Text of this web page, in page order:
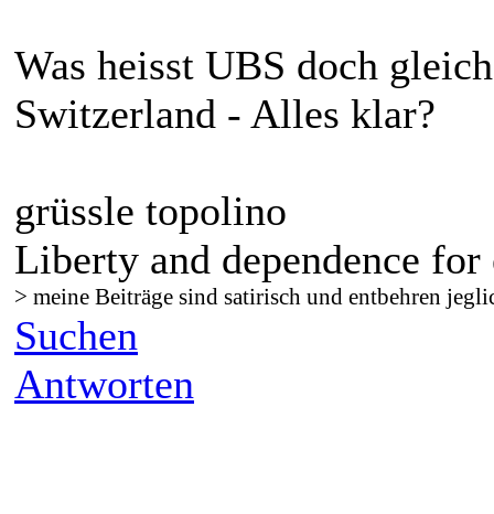
Was heisst UBS doch
Switzerland - Alles klar?
grüssle topolino
Liberty and dependence for
> meine Beiträge sind satirisch und entbehren
Suchen
Antworten